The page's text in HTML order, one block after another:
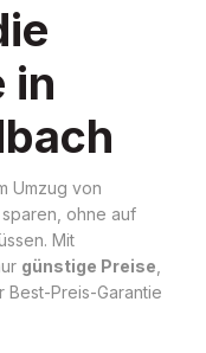
in
Umzug von
ohne auf
Mit
günstige Preise
Preis-Garantie